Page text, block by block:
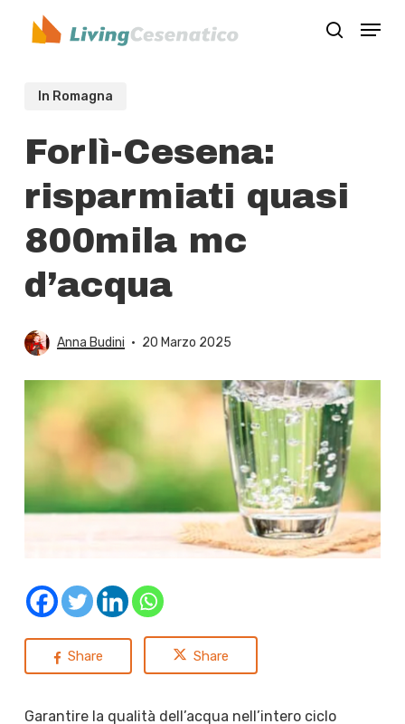
search
Menu
In Romagna
Forlì-Cesena:
risparmiati quasi
800mila mc
d’acqua
Anna Budini 20 Marzo 2025
Share Share
Garantire la qualità dell’acqua nell’intero ciclo